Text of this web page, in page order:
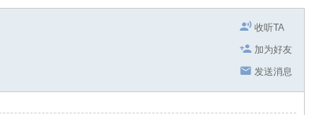
收听TA
加为好友
发送消息